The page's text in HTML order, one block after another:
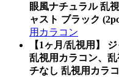
眼風ナチュラル 乱
ャスト ブラック
用カラコン
【1ヶ月/乱視用】
乱視用カラコン、
チなし 乱視用カラ